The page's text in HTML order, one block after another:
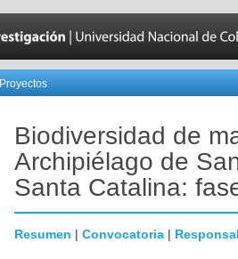
Proyectos
Biodiversidad de
Archipiélago de
Santa Catalina:
Resumen | Convocatoria |